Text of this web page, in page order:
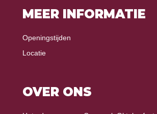
MEER INFORMATIE
Openingstijden
Locatie
OVER ONS